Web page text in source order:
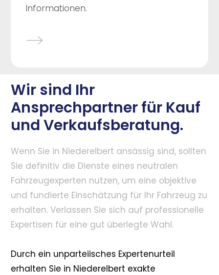
Informationen.
Wir sind Ihr
Ansprechpartner für Kauf
und Verkaufsberatung.
Wenn Sie in Niederelbert ansässig sind, sollten
Sie definitiv die Dienste eines neutralen
Fahrzeugexperten nutzen, um eine objektive
und fundierte Einschätzung für Ihr Fahrzeug zu
erhalten. Verlassen Sie sich auf professionelle
Expertisen für eine gut überlegte Wahl.
Durch ein unparteiisches Expertenurteil
erhalten Sie in Niederelbert exakte